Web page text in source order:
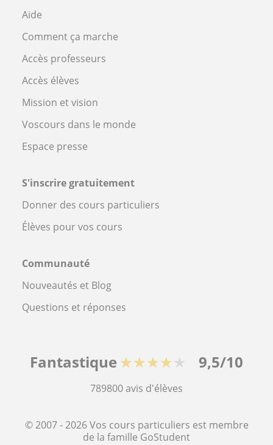
Aide
Comment ça marche
Accès professeurs
Accès élèves
Mission et vision
Voscours dans le monde
Espace presse
S'inscrire gratuitement
Donner des cours particuliers
Élèves pour vos cours
Communauté
Nouveautés et Blog
Questions et réponses
Fantastique ★★★★★ 9,5/10
789800avis d'élèves
© 2007 - 2026 Vos cours particuliers est membre
de la famille GoStudent